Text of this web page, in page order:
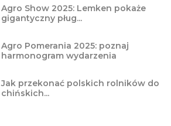
Agro Show 2025: Lemken pokaże
gigantyczny pług...
Agro Pomerania 2025: poznaj
harmonogram wydarzenia
Jak przekonać polskich rolników do
chińskich...